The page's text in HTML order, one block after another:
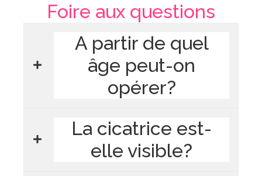
Foire aux questions
A partir de quel
âge peut-on
opérer?
La cicatrice est-
elle visible?